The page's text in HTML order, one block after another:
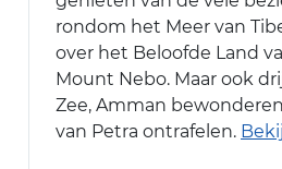
rondom het Meer van
over het Beloofde Land
Mount Nebo. Maar ook
Zee, Amman
van Petra ontrafelen.